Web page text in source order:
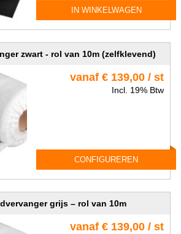
IN WINKELWAGEN
zwart - rol van 10m (zelfklevend)
vanaf € 139,00 / st
Incl. 19% Btw
CONFIGUREREN
grijs – rol van 10m
vanaf € 139,00 / st